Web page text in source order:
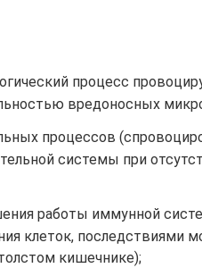
процесс
вредоносных
процессов
системы при
работы иммунной
клеток, последствиями
кишечнике);